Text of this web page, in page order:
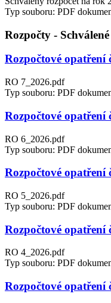
Typ souboru: PDF
Rozpočty -
Rozpočtové opatření
RO 7_2026.pdf
Typ souboru: PDF
Rozpočtové opatření
RO 6_2026.pdf
Typ souboru: PDF
Rozpočtové opatření
RO 5_2026.pdf
Typ souboru: PDF
Rozpočtové opatření
RO 4_2026.pdf
Typ souboru: PDF
Rozpočtové opatření